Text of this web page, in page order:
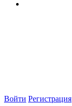
Войти Регистрация